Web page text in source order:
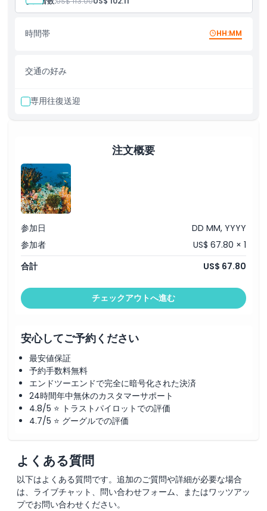
インフュージリア、ミノカサゴ、トリガーフィッシュ、ジョーフィ
ッシュなど多くの魚が見られます。マンタ、デビルレイ、ホシエ
イ、イルカ、ブラックチップシャークなどがこの海域を泳ぐ姿が見
られることもあります。タイミングが合えばジンベエザメのような
シャルム・ロック
洋生物を引き寄せるためシュノーケラーには見どころが豊富です。
深い生き物にも注意してください。
スヌーピー島は、有名なコミック「ピーナッツ」のキャラクター
に似た形状から名付けられ、手つかずのビーチと高級リゾートに囲
まれています。美しいリーフには群れをなすリーフフィッシュが豊
富で、さまざまな種類のリーフフィッシュ、ウミガメ、マンタ、エ
イ、ブラックチップリーフシャークを間近で観察できるシュノーケ
リングに最適な場所です。
ピックアップ／ドロップオフ時間
注意事項
キャンセルポリシー
認定のプロインストラクター
ライフジャケット
搭乗時に有効な原本のパスポートまたはエミレーツIDの提示が
時間帯 HH:MM
交通の好み
専用往復送迎
注文概要
参加日
DD MM, YYYY
参加者
US$ 67.80 × 1
合計
US$ 67.80
チェックアウトへ進む
安心してご予約ください
最安値保証
予約手数料無料
エンドツーエンドで完全に暗号化された決済
24時間年中無休のカスタマーサポート
4.8/5 ⭐ トラストパイロットでの評価
4.7/5 ⭐ グーグルでの評価
よくある質問
以下はよくある質問です。追加のご質問や詳細が必要な場合
は、ライブチャット、問い合わせフォーム、またはワッツアッ
プでお問い合わせください。